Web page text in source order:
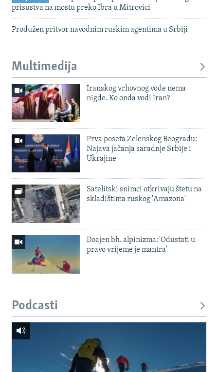
prisustva na mostu preko Ibra u Mitrovici
Produžen pritvor navodnim ruskim agentima u Srbiji
Multimedija
Iranskog vrhovnog vođe nema
nigde. Ko onda vodi Iran?
Prva poseta Zelenskog Beogradu:
Najava jačanja saradnje Srbije i
Ukrajine
Satelitski snimci otkrivaju štetu na
skladištima ruskog 'Amazona'
Doajen bh. alpinizma: 'Odustati u
pravo vrijeme je mantra'
Podcasti